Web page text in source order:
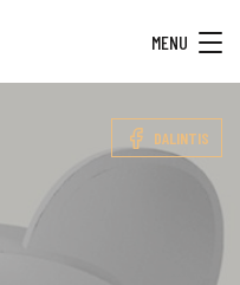
MENU
DALINTIS